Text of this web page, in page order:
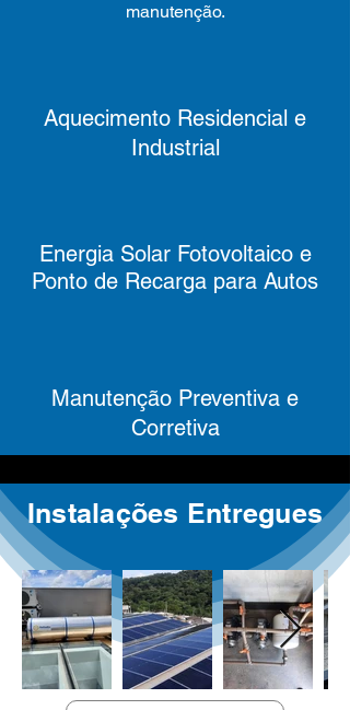
manutenção.
Aquecimento Residencial e
Industrial
Energia Solar Fotovoltaico e
Ponto de Recarga para Autos
Manutenção Preventiva e
Corretiva
Instalações Entregues